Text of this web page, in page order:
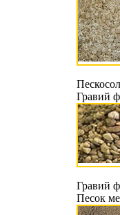
Гравий
Гравий
Песок